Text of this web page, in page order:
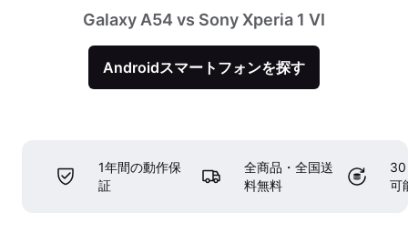
Galaxy A54 vs Sony Xperia 1 VI
Androidスマートフォンを探す
1年間の動作保
証
全商品・全国送
料無料
30
可